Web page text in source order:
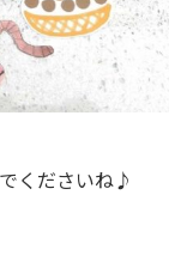
くださいね♪